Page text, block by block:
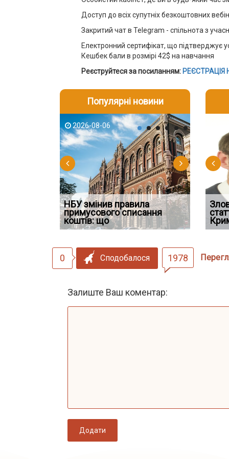
Доступ до всіх супутніх безкоштовних
Закритий чат в Telegram - спільнота з
Електронний сертифікат, що підтверджує
Кешбек бали в розмірі 42$ на навчання
Реєструйтеся за посиланням: РЕЄСТРАЦІЯ
Популярні новини
2026-08-06
НБУ змінив правила
примусового списання
коштів: що
Якщо
наявніс
2026-08-03
Водії можуть отримати
компенсацію за незаконні
дії
0 Сподобалося 1978
Залиште Ваш коментар:
Додати